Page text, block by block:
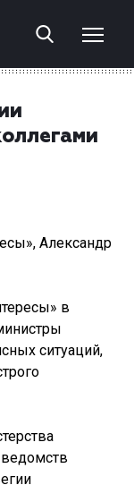
Александр
в
ситуаций,